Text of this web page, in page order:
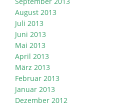
August 2013
Juli 2013
Juni 2013
Mai 2013
April 2013
März 2013
Februar 2013
Januar 2013
Dezember 2012